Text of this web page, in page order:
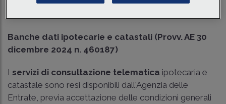
Banche dati ipotecarie e catastali (Provv. AE 30
dicembre 2024 n. 460187)
I servizi di consultazione telematica ipotecaria e
catastale sono resi disponibili dall'Agenzia delle
Entrate, previa accettazione delle condizioni generali